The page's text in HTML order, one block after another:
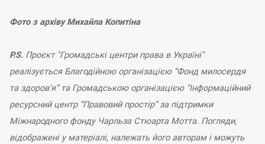
Фото з архіву Михайла Копитіна
P.S. Проєкт "Громадські центри права в Україні"
реалізується Благодійною організацією “Фонд милосердя
та здоров'я” та Громадською організацією “Інформаційний
ресурсний центр “Правовий простір” за підтримки
Міжнародного фонду Чарльза Стюарта Мотта. Погляди,
відображені у матеріалі, належать його авторам і можуть